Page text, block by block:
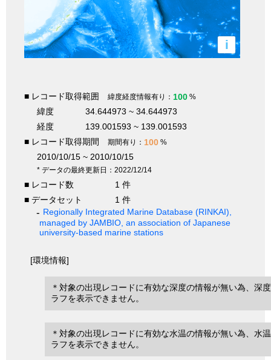
i
■ レコード取得範囲 緯度経度情報有り： 100 %
緯度
34.644973 ~ 34.644973
経度
139.001593 ~ 139.001593
■ レコード取得期間
期間有り： 100 %
2010/10/15 ~ 2010/10/15
* データの最終更新日：2022/12/14
■ レコード数
1 件
■ データセット
1 件
Regionally Integrated Marine Database (RINKAI),
managed by JAMBIO, an association of Japanese
university-based marine stations
[環境情報]
＊対象の出現レコードに有効な深度の情報が無い為、深
ラフを表示できません。
＊対象の出現レコードに有効な水温の情報が無い為、水
ラフを表示できません。